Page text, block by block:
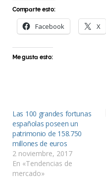
Comparte esto:
Facebook X
Me gusta esto:
Las 100 grandes fortunas
españolas poseen un
patrimonio de 158.750
millones de euros
2 noviembre, 2017
En «Tendencias de
mercado»